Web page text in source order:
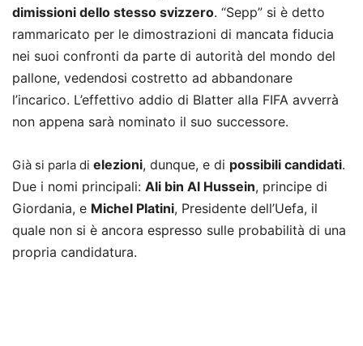
dimissioni dello stesso svizzero. “Sepp” si è detto
rammaricato per le dimostrazioni di mancata fiducia
nei suoi confronti da parte di autorità del mondo del
pallone, vedendosi costretto ad abbandonare
l’incarico. L’effettivo addio di Blatter alla FIFA avverrà
non appena sarà nominato il suo successore.
Già si parla di elezioni, dunque, e di possibili candidati.
Due i nomi principali: Ali bin Al Hussein, principe di
Giordania, e Michel Platini, Presidente dell’Uefa, il
quale non si è ancora espresso sulle probabilità di una
propria candidatura.